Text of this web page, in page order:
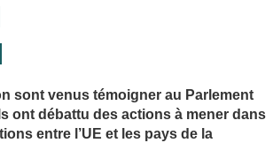
sont venus témoigner au Parlement
ont débattu des actions à mener dans
entre l’UE et les pays de la